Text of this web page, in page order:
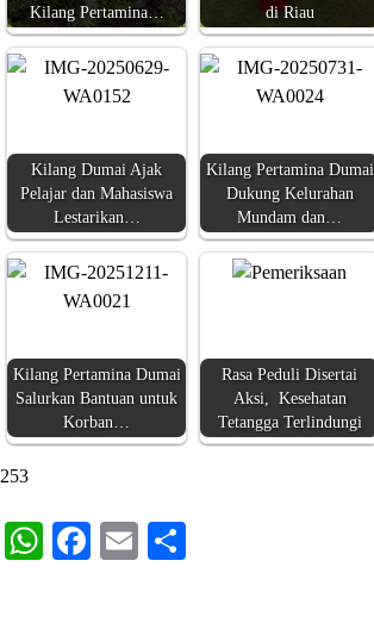
Kilang Pertamina…
di Riau
Kilang Dumai Ajak
Pelajar dan Mahasiswa
Lestarikan…
Kilang Pertamina Dumai
Dukung Kelurahan
Mundam dan…
Kilang Pertamina Dumai
Salurkan Bantuan untuk
Korban…
Rasa Peduli Disertai
Aksi, Kesehatan
Tetangga Terlindungi
253
WhatsApp
Facebook
Email